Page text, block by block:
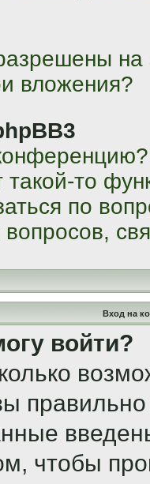
вложения?
такой-то
по
Вход на
войти?
чтобы